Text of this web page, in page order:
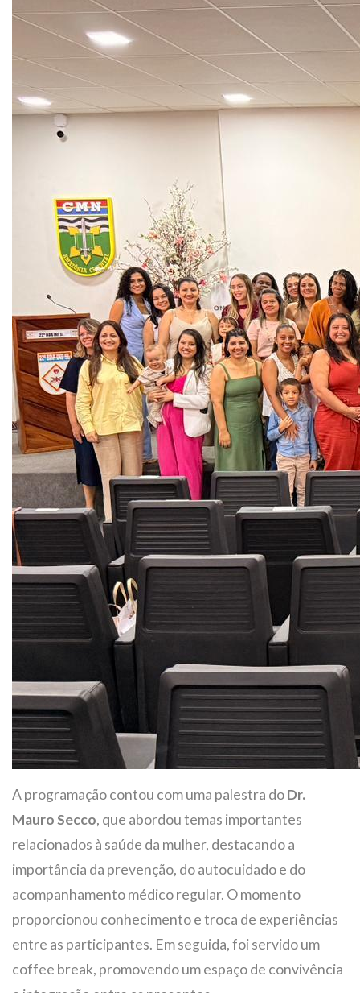
A programação contou com uma palestra doDr.
Mauro Secco, que abordou temas importantes
relacionados à saúde da mulher, destacando a
importância da prevenção, do autocuidado e do
acompanhamento médico regular. O momento
proporcionou conhecimento e troca de experiências
entre as participantes. Em seguida, foi servido um
coffee break, promovendo um espaço de convivência